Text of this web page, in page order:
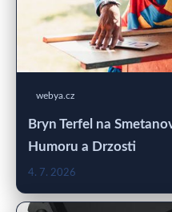
webya.cz
Bryn Terfel na
Humoru a Drzosti
4. 7. 2026